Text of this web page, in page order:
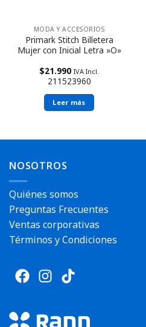
MODA Y ACCESORIOS
Primark Stitch Billetera
Mujer con Inicial Letra »O»
$21.990 IVA Incl.
211523960
Leer más
NOSOTROS
Quiénes somos
Preguntas Frecuentes
Ventas corporativas
Términos y Condiciones